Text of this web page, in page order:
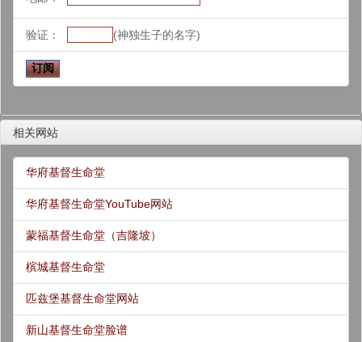
验证： (神独生子的名字)
相关网站
华府基督生命堂
华府基督生命堂YouTube网站
蒙福基督生命堂（吉隆坡）
槟城基督生命堂
匹兹堡基督生命堂网站
新山基督生命堂脸谱